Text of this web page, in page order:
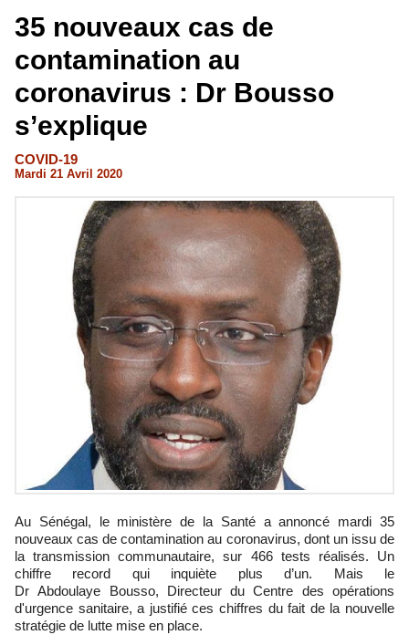
35 nouveaux cas de
contamination au
coronavirus : Dr Bousso
s’explique
COVID-19
Mardi 21 Avril 2020
Au Sénégal, le ministère de la Santé a annoncé mardi 35
nouveaux cas de contamination au coronavirus, dont un issu de
la transmission communautaire, sur 466 tests réalisés. Un
chiffre record qui inquiète plus d’un. Mais le
Dr Abdoulaye Bousso, Directeur du Centre des opérations
d'urgence sanitaire, a justifié ces chiffres du fait de la nouvelle
stratégie de lutte mise en place.